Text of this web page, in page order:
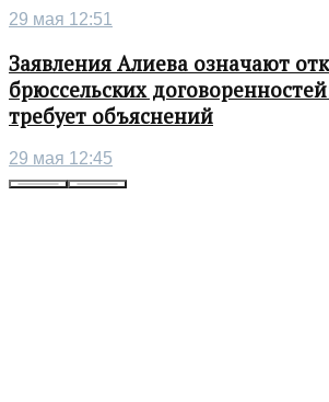
29 мая 12:51
Заявления Алиева означают
брюссельских
требует объяснений
29 мая 12:45